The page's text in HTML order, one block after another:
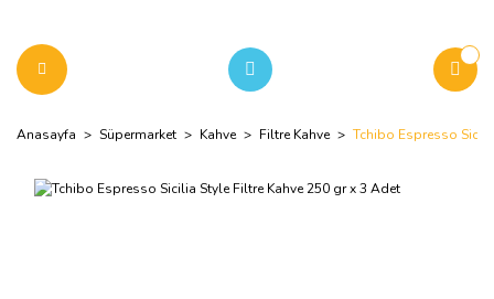
Anasayfa Süpermarket Kahve Filtre Kahve Tchibo Espresso